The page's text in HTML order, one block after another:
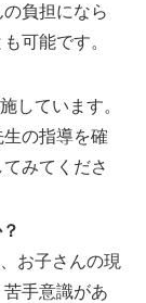
負担になら
可能です。
しています。
の指導を確
みてくださ
お子さんの現
手意識があ